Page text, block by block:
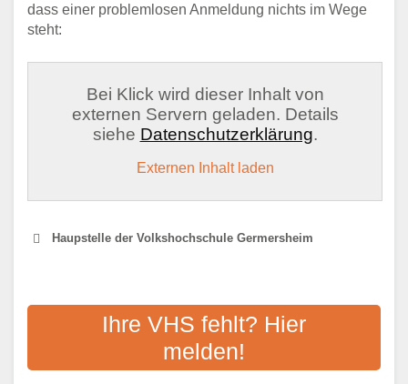
dass einer problemlosen Anmeldung nichts im Wege
steht:
Bei Klick wird dieser Inhalt von
externen Servern geladen. Details
siehe Datenschutzerklärung.
Externen Inhalt laden
Haupstelle der Volkshochschule Germersheim
VOLKSHOCHSCHULE
AACHEN -
WEITERBILDUNGSZENTRUM
Ihre VHS fehlt? Hier
melden!